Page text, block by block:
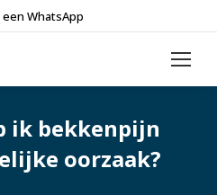
WhatsApp
ik bekkenpijn
oorzaak?